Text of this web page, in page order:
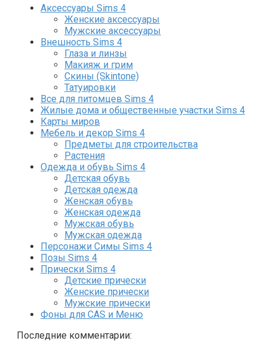
Аксессуары Sims 4
Женские аксессуары
Мужские аксессуары
Внешность Sims 4
Глаза и линзы
Макияж и грим
Скины (Skintone)
Татуировки
Все для питомцев Sims 4
Жилые дома и общественные участки Sims 4
Карты миров
Мебель и декор Sims 4
Предметы для строительства
Растения
Одежда и обувь Sims 4
Детская обувь
Детская одежда
Женская обувь
Женская одежда
Мужская обувь
Мужская одежда
Персонажи Симы Sims 4
Позы Sims 4
Прически Sims 4
Детские прически
Женские прически
Мужские прически
Фоны для CAS и Меню
Последние комментарии: